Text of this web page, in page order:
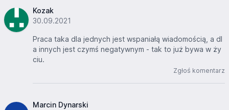
Kozak
30.09.2021
Praca taka dla jednych jest wspaniałą wiadomością, a dl
a innych jest czymś negatywnym - tak to już bywa w ży
ciu.
Zgłoś komentarz
Marcin Dynarski